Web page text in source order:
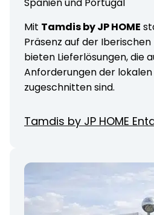
Mit Tamdis by JP HOME
Präsenz auf der Iberischen
bieten Lieferlösungen, die
Anforderungen der
zugeschnitten sind.
Tamdis by JP HOME